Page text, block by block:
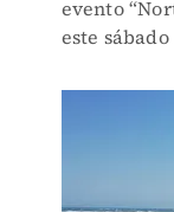
evento
este